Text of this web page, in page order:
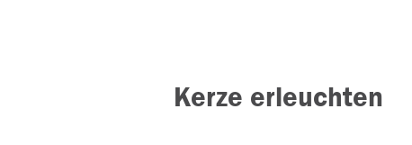
Kerze erleuchten